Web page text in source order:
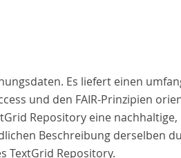
Es liefert einen
und den FAIR-Prinzipien
Repository eine
Beschreibung derselben
TextGrid Repository.